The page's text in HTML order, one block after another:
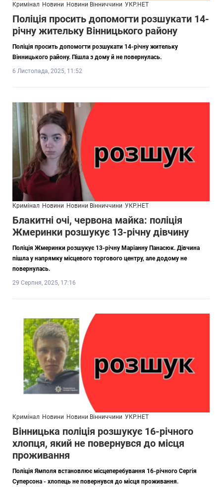
Кримінал Новини Новини Вінниччини УКР.НЕТ
Поліція просить допомогти розшукати 14-
річну жительку Вінницького району
Поліція просить допомогти розшукати 14-річну жительку
Вінницького району. Пішла з дому й не повернулась.
6 Листопада, 2025, 11:52
Кримінал Новини Новини Вінниччини УКР.НЕТ
Блакитні очі, червона майка: поліція
Жмеринки розшукує 13-річну дівчину
Поліція Жмеринки розшукує 13-річну Маріанну Панасюк. Дівчина
пішла у напрямку місцевого торгового центру, але додому не
повернулась.
29 Серпня, 2025, 17:16
Кримінал Новини Новини Вінниччини УКР.НЕТ
Вінницька поліція розшукує 16-річного
хлопця, який не повернувся до місця
проживання
Поліція Ямполя встановлює місцеперебування 16-річного Сергія
Суперсона - хлопець не повернувся до місця проживання.